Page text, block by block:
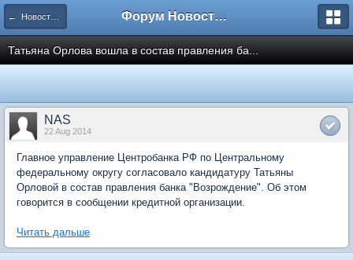
← Новости рынка недвижимости Форум Новостройки
Татьяна Орлова вошла в состав правления ба...
NAS
22 Aug 2014
Главное управление Центробанка РФ по Центральному
федеральному округу согласовало кандидатуру Татьяны
Орловой в состав правления банка "Возрождение". Об этом
говорится в сообщении кредитной организации.
Читать дальше